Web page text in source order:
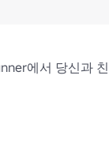
에서 당신과